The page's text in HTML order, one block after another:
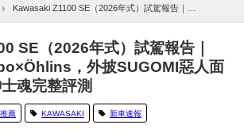
Kawasaki Z1100 SE（2026年式）試駕報告｜
披SUGOMI惡人面具、內藏精緻紳士魂完整評測
SE（2026年式）試駕報告｜
，外披SUGOMI惡人面
魂完整評測
薦 KAWASAKI 新車速報